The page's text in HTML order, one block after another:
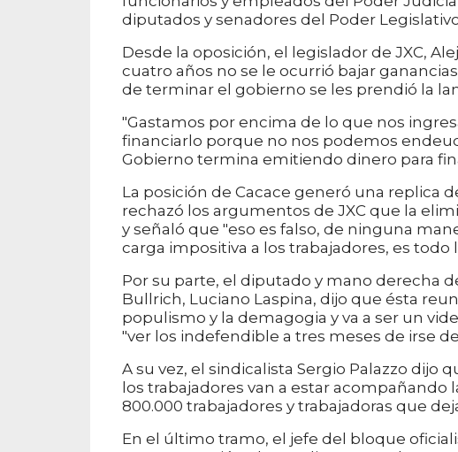
diputados y senadores del Poder
Desde la oposición, el legislador de JXC,
cuatro años no se le ocurrió bajar
de terminar el gobierno se les prendió la
"Gastamos por encima de lo que nos
financiarlo porque no nos podemos
Gobierno termina emitiendo dinero para
La posición de Cacace generó una replica
rechazó los argumentos de JXC que la
y señaló que "eso es falso, de ninguna
carga impositiva a los trabajadores, es todo
Por su parte, el diputado y mano derecha
Bullrich, Luciano Laspina, dijo que ésta
populismo y la demagogia y va a ser un
"ver los indefendible a tres meses de irse
A su vez, el sindicalista Sergio Palazzo dijo
los trabajadores van a estar acompañando
800.000 trabajadores y trabajadoras que
En el último tramo, el jefe del bloque